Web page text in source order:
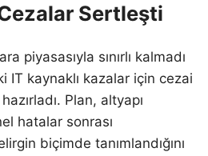
Sertleşti
piyasasıyla sınırlı kalmadı
IT kaynaklı kazalar için cezai
Plan, altyapı
hatalar sonrası
biçimde tanımlandığını